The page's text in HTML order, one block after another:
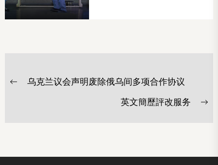
文
章Previous
乌克兰议会声明废除俄乌间多项合作协议
英文簡歷評改服务